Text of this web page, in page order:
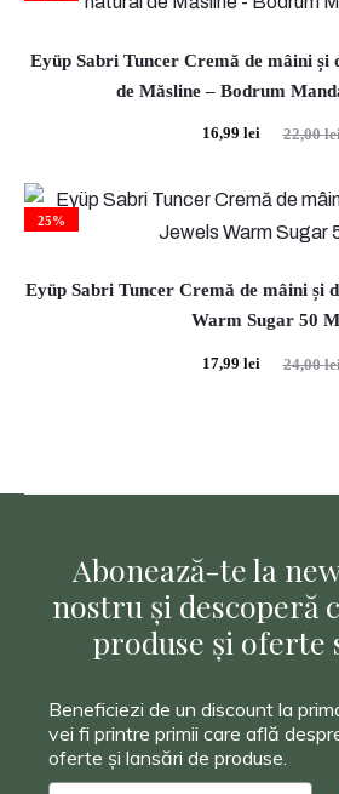
fost:
17,99 lei.
Eyüp Sabri Tuncer Cremă de mâini și
de Măsline – Bodrum
22,00
Prețul
a
fost:
16,99 lei
este:
16,99 lei.
25%
Eyüp Sabri Tuncer Cremă de mâini și
Warm Sugar 50
24,00
Prețul
17,99 lei
Abonează-te la
nostru și descoperă
produse și oferte
Beneficiezi de un discount la
vei fi printre primii care află
oferte și lansări de produse.